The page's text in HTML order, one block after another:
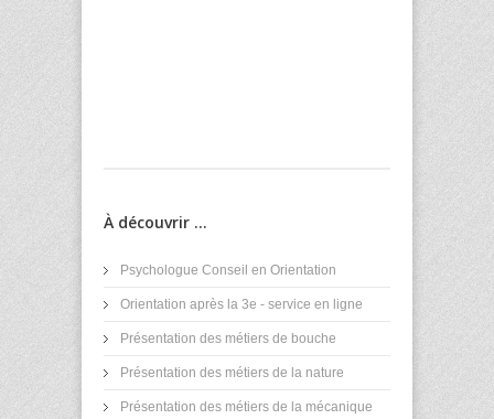
À découvrir ...
Psychologue Conseil en Orientation
Orientation après la 3e - service en ligne
Présentation des métiers de bouche
Présentation des métiers de la nature
Présentation des métiers de la mécanique